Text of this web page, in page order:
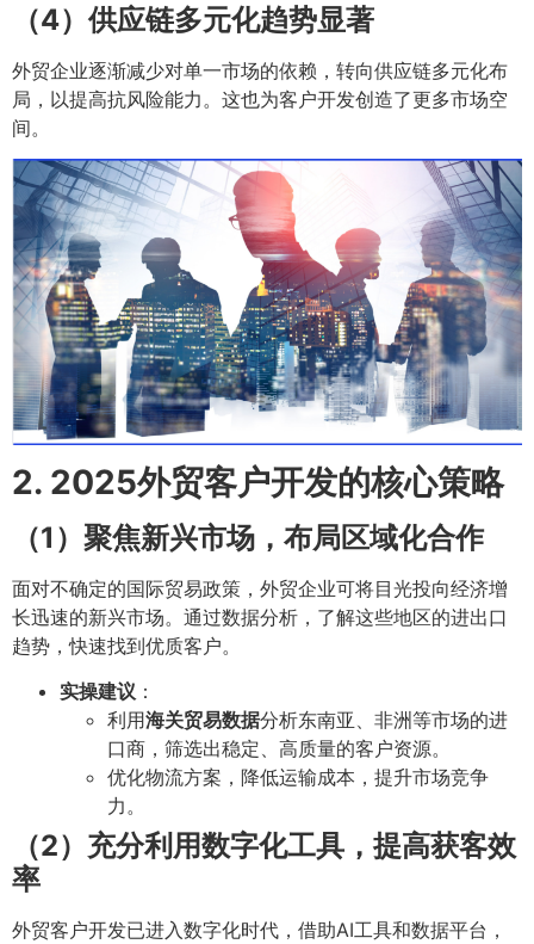
（4）供应链多元化趋势显著
外贸企业逐渐减少对单一市场的依赖，转向供应链多元化布
局，以提高抗风险能力。这也为客户开发创造了更多市场空
间。
2. 2025外贸客户开发的核心策略
（1）聚焦新兴市场，布局区域化合作
面对不确定的国际贸易政策，外贸企业可将目光投向经济增
长迅速的新兴市场。通过数据分析，了解这些地区的进出口
趋势，快速找到优质客户。
实操建议 ：
利用海关贸易数据分析东南亚、非洲等市场的进
口商，筛选出稳定、高质量的客户资源。
优化物流方案，降低运输成本，提升市场竞争
力。
（2）充分利用数字化工具，提高获客效
率
外贸客户开发已进入数字化时代，借助AI工具和数据平台，